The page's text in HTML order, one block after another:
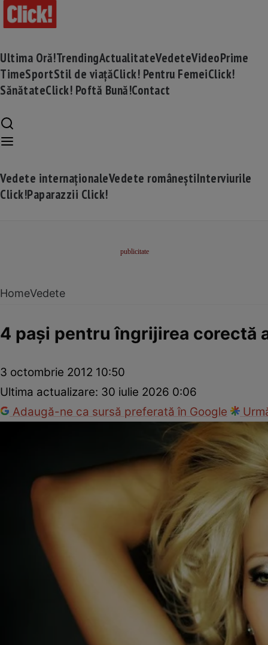
Ultima Oră!TrendingActualitateVedeteVideoPrime
TimeSportStil de viațăClick! Pentru FemeiClick!
SănătateClick! Poftă Bună!Contact
Vedete internaționaleVedete româneștiInterviurile
Click!Paparazzii Click!
HomeVedete
4 paşi pentru îngrijirea corectă
3 octombrie 2012 10:50
Ultima actualizare: 30 iulie 2026 0:06
Adaugă-ne ca sursă preferată în Google